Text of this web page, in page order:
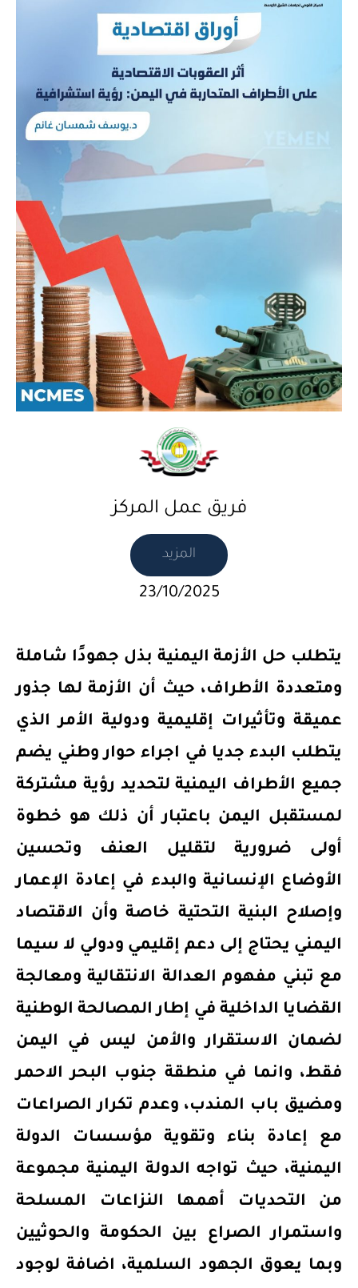
فريق عمل المركز
المزيد
23/10/2025
يتطلب حل الأزمة اليمنية بذل جهودًا شاملة
ومتعددة الأطراف، حيث أن الأزمة لها جذور
عميقة وتأثيرات إقليمية ودولية الأمر الذي
يتطلب البدء جديا في اجراء حوار وطني يضم
جميع الأطراف اليمنية لتحديد رؤية مشتركة
لمستقبل اليمن باعتبار أن ذلك هو خطوة
أولى ضرورية لتقليل العنف وتحسين
الأوضاع الإنسانية والبدء في إعادة الإعمار
وإصلاح البنية التحتية خاصة وأن الاقتصاد
اليمني يحتاج إلى دعم إقليمي ودولي لا سيما
مع تبني مفهوم العدالة الانتقالية ومعالجة
القضايا الداخلية في إطار المصالحة الوطنية
لضمان الاستقرار والأمن ليس في اليمن
فقط، وانما في منطقة جنوب البحر الاحمر
ومضيق باب المندب، وعدم تكرار الصراعات
مع إعادة بناء وتقوية مؤسسات الدولة
اليمنية، حيث تواجه الدولة اليمنية مجموعة
من التحديات أهمها النزاعات المسلحة
واستمرار الصراع بين الحكومة والحوثيين
وبما يعوق الجهود السلمية، اضافة لوجود